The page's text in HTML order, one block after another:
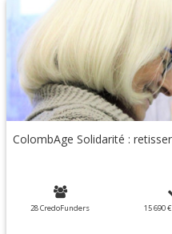
ColombAge Solidarité :
28 CredoFunders 15 690 €